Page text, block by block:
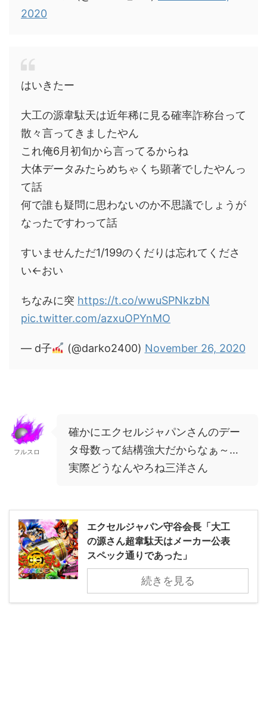
2020
はいきたー
大工の源韋駄天は近年稀に見る確率詐称台って
散々言ってきましたやん
これ俺6月初旬から言ってるからね
大体データみたらめちゃくち顕著でしたやんっ
て話
何で誰も疑問に思わないのか不思議でしょうが
なったですわって話
すいませんただ1/199のくだりは忘れてくださ
い←おい
ちなみに突 https://t.co/wwuSPNkzbN
pic.twitter.com/azxuOPYnMO
— d子 (@darko2400) November 26, 2020
フルスロ
確かにエクセルジャパンさんのデー
タ母数って結構強大だからなぁ～…
実際どうなんやろね三洋さん
エクセルジャパン守谷会長「大工
の源さん超韋駄天はメーカー公表
スペック通りであった」
続きを見る